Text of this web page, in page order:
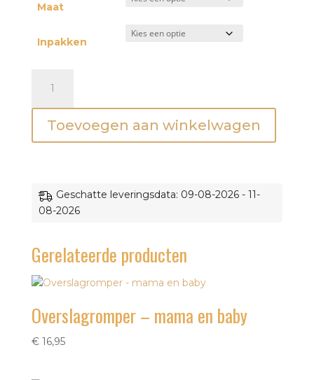
Maat
Inpakken
'mama
en
kunnen
Mini&Co.
Toevoegen aan winkelwagen
Geschatte leveringsdata: 09-08-2026 - 11-
08-2026
Gerelateerde producten
Overslagromper – mama en baby
€16,95